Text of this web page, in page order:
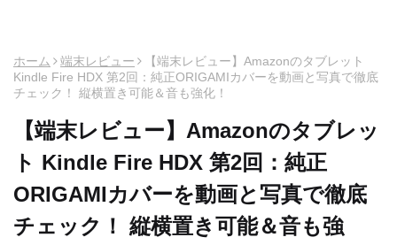
ホーム 端末レビュー
【端末レビュー】Amazonのタブレット
Kindle Fire HDX 第2回：純正ORIGAMIカバーを動画と写真で徹底
チェック！ 縦横置き可能＆音も強化！
【端末レビュー】Amazonのタブレッ
ト Kindle Fire HDX 第2回：純正
ORIGAMIカバーを動画と写真で徹底
チェック！ 縦横置き可能＆音も強